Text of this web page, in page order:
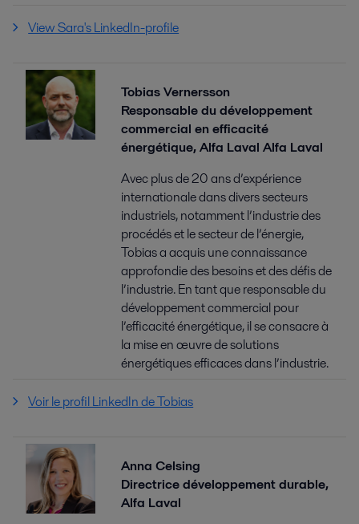
View Sara's LinkedIn-profile
Tobias Vernersson
Responsable du développement
commercial en efficacité
énergétique, Alfa Laval Alfa Laval
Avec plus de 20 ans d’expérience
internationale dans divers secteurs
industriels, notamment l’industrie des
procédés et le secteur de l’énergie,
Tobias a acquis une connaissance
approfondie des besoins et des défis de
l’industrie. En tant que responsable du
développement commercial pour
l’efficacité énergétique, il se consacre à
la mise en œuvre de solutions
énergétiques efficaces dans l’industrie.
Voir le profil LinkedIn de Tobias
Anna Celsing
Directrice développement durable,
Alfa Laval